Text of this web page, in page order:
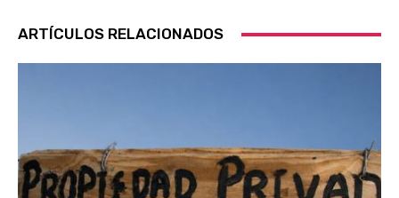
ARTÍCULOS RELACIONADOS